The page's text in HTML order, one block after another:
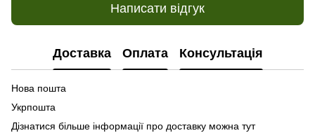
Написати відгук
Доставка Оплата Консультація
Нова пошта
Укрпошта
Дізнатися більше інформації про доставку можна тут